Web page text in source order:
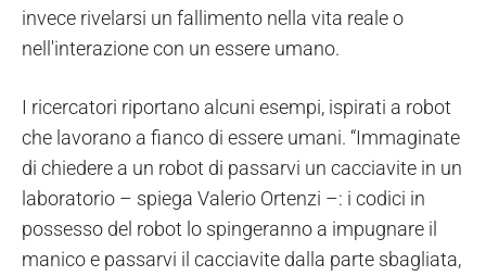
invece rivelarsi un fallimento nella vita reale o
nell'interazione con un essere umano.
I ricercatori riportano alcuni esempi, ispirati a robot
che lavorano a fianco di essere umani. “Immaginate
di chiedere a un robot di passarvi un cacciavite in un
laboratorio – spiega Valerio Ortenzi –: i codici in
possesso del robot lo spingeranno a impugnare il
manico e passarvi il cacciavite dalla parte sbagliata,